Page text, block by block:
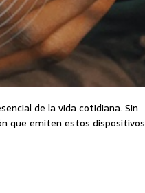
de la vida cotidiana. Sin
que emiten estos dispositivos